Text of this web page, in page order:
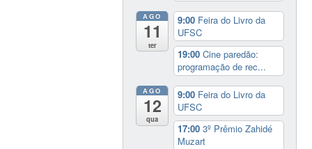
AGO
11
ter
9:00 Feira do Livro da
UFSC
19:00Cine paredão:
programação de rec...
AGO
12
qua
9:00 Feira do Livro da
UFSC
17:003º Prêmio Zahidé
Muzart